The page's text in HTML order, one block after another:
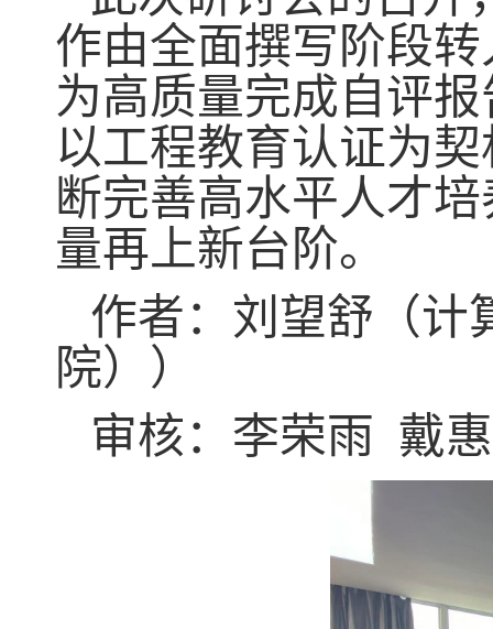
作由全面撰写阶段
为高质量完成自评
以工程教育认证为
断完善高水平人才
量再上新台阶。
作者：刘望舒（计
院））
审核：李荣雨 戴惠